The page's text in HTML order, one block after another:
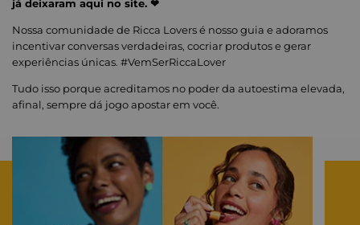
já deixaram aqui no site. ❤
Nossa comunidade de Ricca Lovers é nosso guia e adoramos
incentivar conversas verdadeiras, cocriar produtos e gerar
experiências únicas. #VemSerRiccaLover
Tudo isso porque acreditamos no poder da autoestima elevada,
afinal, sempre dá jogo apostar em você.